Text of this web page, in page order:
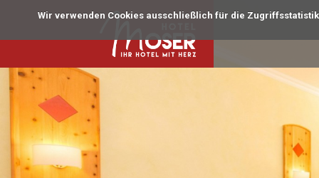
Wir verwenden Cookies ausschließlich für die